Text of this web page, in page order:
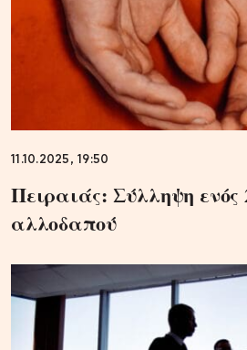
11.10.2025, 19:50
Πειραιάς: Σύλληψη ενός
αλλοδαπού